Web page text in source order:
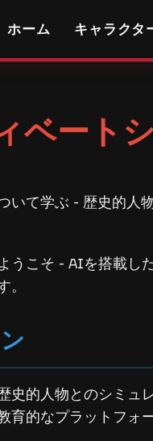
ホーム キャラクタ
ベート
いて学ぶ - 歴史的人
うこそ - AIを搭載し
史的人物とのシミュ
的なプラットフォ